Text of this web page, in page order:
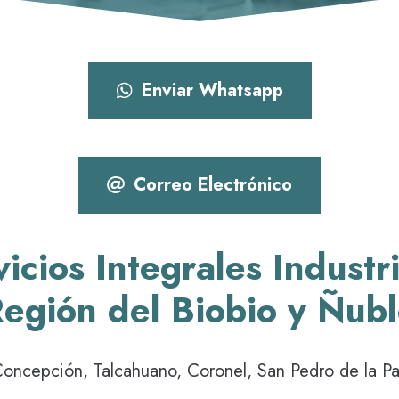
Enviar Whatsapp
Correo Electrónico
Integrales
del Biobio y
Talcahuano, Coronel, San Pedro de la